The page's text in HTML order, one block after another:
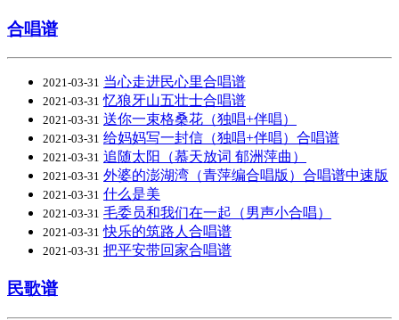
合唱谱
2021-03-31 当心走进民心里合唱谱
2021-03-31 忆狼牙山五壮士合唱谱
2021-03-31 送你一束格桑花（独唱+伴唱）
2021-03-31 给妈妈写一封信（独唱+伴唱）合唱谱
2021-03-31 追随太阳（慕天放词 郁洲萍曲）
2021-03-31 外婆的澎湖湾（青萍编合唱版）合唱谱中速版
2021-03-31 什么是美
2021-03-31 毛委员和我们在一起（男声小合唱）
2021-03-31 快乐的筑路人合唱谱
2021-03-31 把平安带回家合唱谱
民歌谱